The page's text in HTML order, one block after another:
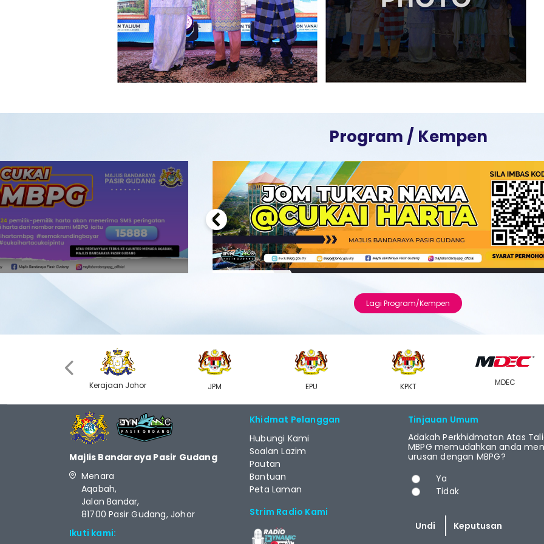
Program / Kempen
Previous
Lagi Program/Kempen
Kerajaan Johor JPM EPU KPKT MDEC
Majlis Bandaraya Pasir Gudang
Menara
Aqabah,
Jalan Bandar,
81700 Pasir Gudang, Johor
Ikuti kami:
Khidmat Pelanggan
Hubungi Kami
Soalan Lazim
Pautan
Bantuan
Peta Laman
Strim Radio Kami
Tinjauan Umum
Adakah Perkhidmatan Atas
MBPG memudahkan anda
urusan dengan MBPG?
Pilihan
Ya
Tidak